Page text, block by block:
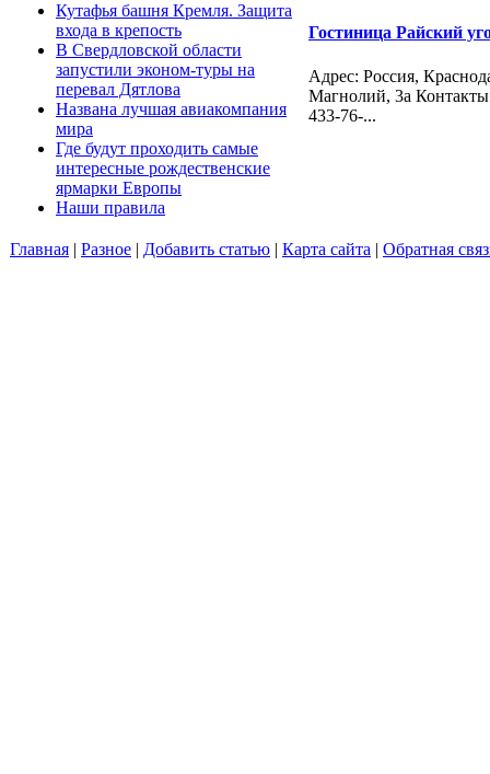
Кутафья башня Кремля. Защита
входа в крепость
В Свердловской области
запустили эконом-туры на
перевал Дятлова
Названа лучшая авиакомпания
мира
Где будут проходить самые
интересные рождественские
ярмарки Европы
Наши правила
Гостиница Райский
Адрес: Россия,
Магнолий, 3а
433-76-...
Главная | Разное | Добавить статью | Карта сайта | Обратная